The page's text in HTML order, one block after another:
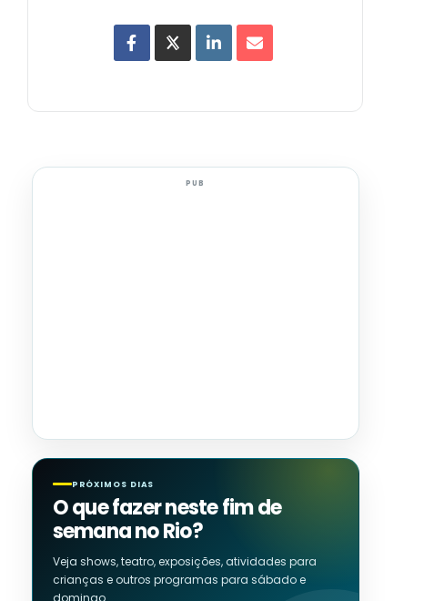
PUB
PRÓXIMOS DIAS
O que fazer neste fim de
semana no Rio?
Veja shows, teatro, exposições, atividades para
crianças e outros programas para sábado e
domingo.